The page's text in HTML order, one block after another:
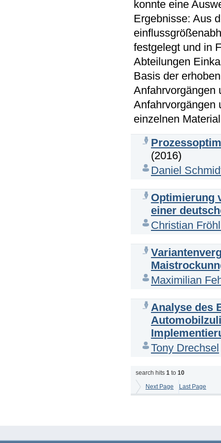
konnte eine
Ergebnisse: Aus
festgelegt und in
Abteilungen
Basis der
Anfahrvorgängen
Anfahrvorgängen
einzelnen
(2016)
Daniel
Optimierung
einer
Christian
Maximilian
Analyse des
Tony Drechsel
search hits 1 to 10
Next Page
Last Page